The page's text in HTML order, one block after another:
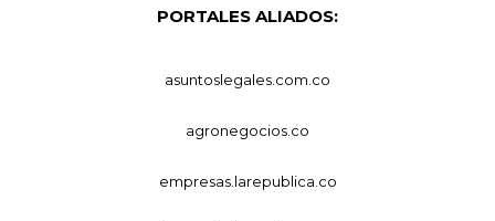
PORTALES ALIADOS:
asuntoslegales.com.co
agronegocios.co
empresas.larepublica.co